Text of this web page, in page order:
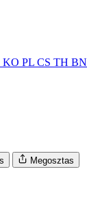
KO PL CS TH BN
Megosztas